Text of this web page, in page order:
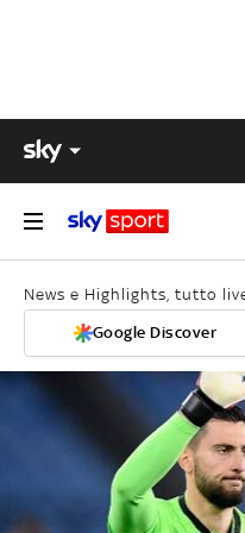
News e Highlights, tutto
Google Discover